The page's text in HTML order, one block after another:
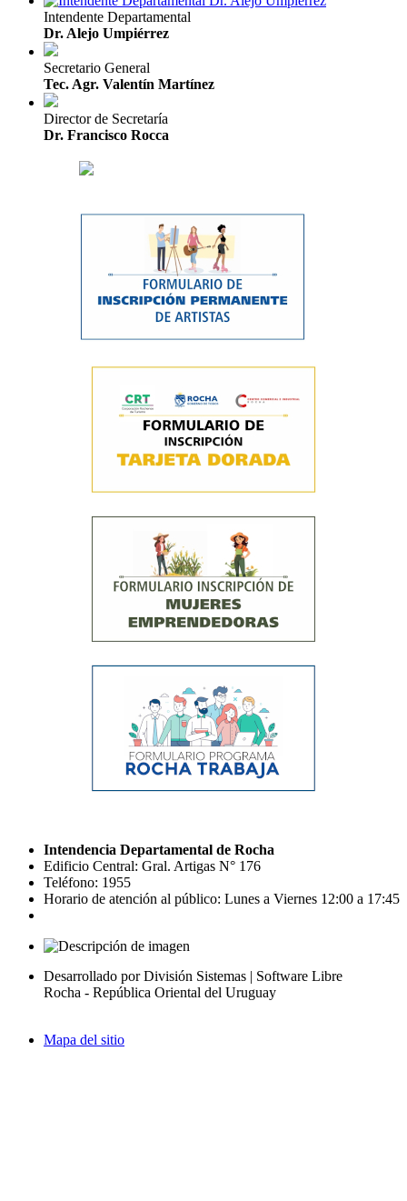
Intendente Departamental
Dr. Alejo Umpiérrez
Secretario General
Tec. Agr. Valentín Martínez
Director de Secretaría
Dr. Francisco Rocca
Intendencia Departamental de Rocha
Edificio Central: Gral. Artigas N° 176
Teléfono: 1955
Horario de atención al público: Lunes a Viernes 12:00 a 17:45
Desarrollado por División Sistemas | Software Libre
Rocha - República Oriental del Uruguay
Mapa del sitio